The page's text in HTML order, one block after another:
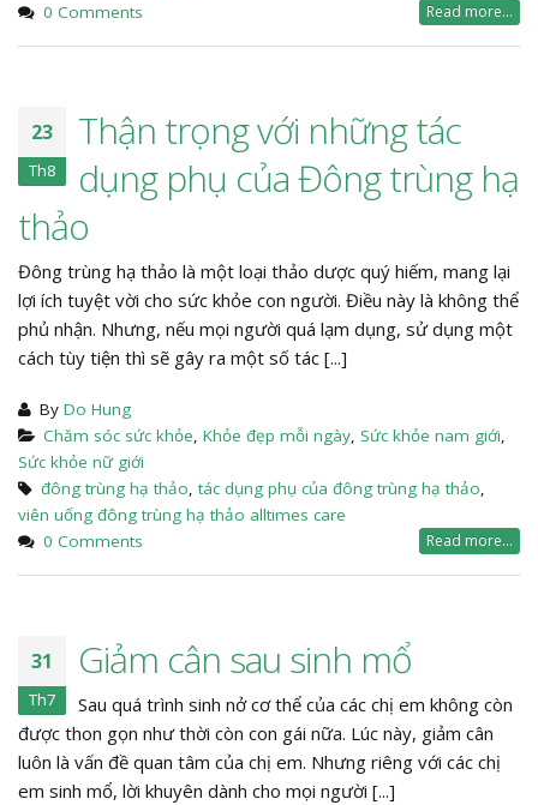
0 Comments
Read more...
23
Th8
Thận trọng với những tác
dụng phụ của Đông trùng hạ
thảo
Đông trùng hạ thảo là một loại thảo dược quý hiếm, mang lại
lợi ích tuyệt vời cho sức khỏe con người. Điều này là không thể
phủ nhận. Nhưng, nếu mọi người quá lạm dụng, sử dụng một
cách tùy tiện thì sẽ gây ra một số tác [...]
By Do Hung
Chăm sóc sức khỏe, Khỏe đẹp mỗi ngày, Sức khỏe nam giới,
Sức khỏe nữ giới
đông trùng hạ thảo, tác dụng phụ của đông trùng hạ thảo,
viên uống đông trùng hạ thảo alltimes care
0 Comments
Read more...
31
Th7
Giảm cân sau sinh mổ
Sau quá trình sinh nở cơ thể của các chị em không còn
được thon gọn như thời còn con gái nữa. Lúc này, giảm cân
luôn là vấn đề quan tâm của chị em. Nhưng riêng với các chị
em sinh mổ, lời khuyên dành cho mọi người [...]